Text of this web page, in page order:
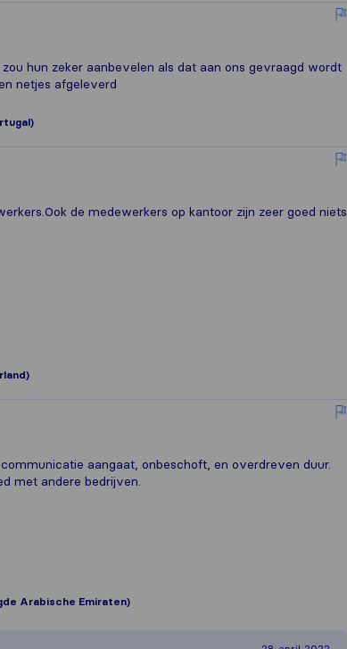
hun zeker aanbevelen als dat aan ons gevraagd wordt
netjes afgeleverd
de medewerkers op kantoor zijn zeer goed niets
aangaat, onbeschoft, en overdreven duur.
met andere bedrijven.
Arabische Emiraten)